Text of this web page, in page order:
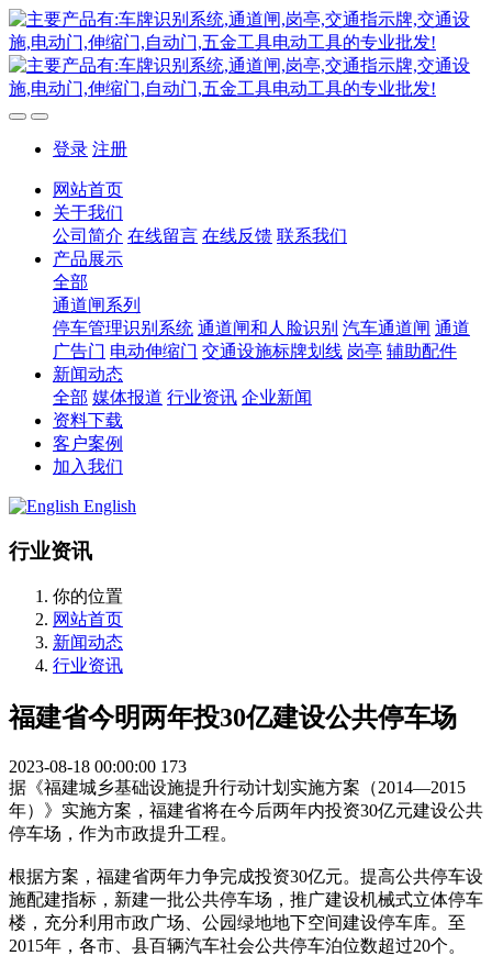
登录 注册
网站首页
关于我们
公司简介 在线留言 在线反馈 联系我们
产品展示
全部
通道闸系列
停车管理识别系统 通道闸和人脸识别 汽车通道闸 通道
广告门 电动伸缩门 交通设施标牌划线 岗亭 辅助配件
新闻动态
全部 媒体报道 行业资讯 企业新闻
资料下载
客户案例
加入我们
English
行业资讯
你的位置
网站首页
新闻动态
行业资讯
福建省今明两年投30亿建设公共停车场
2023-08-18 00:00:00 173
据《福建城乡基础设施提升行动计划实施方案（2014—2015
年）》实施方案，福建省将在今后两年内投资30亿元建设公共
停车场，作为市政提升工程。
根据方案，福建省两年力争完成投资30亿元。提高公共停车设
施配建指标，新建一批公共停车场，推广建设机械式立体停车
楼，充分利用市政广场、公园绿地地下空间建设停车库。至
2015年，各市、县百辆汽车社会公共停车泊位数超过20个。